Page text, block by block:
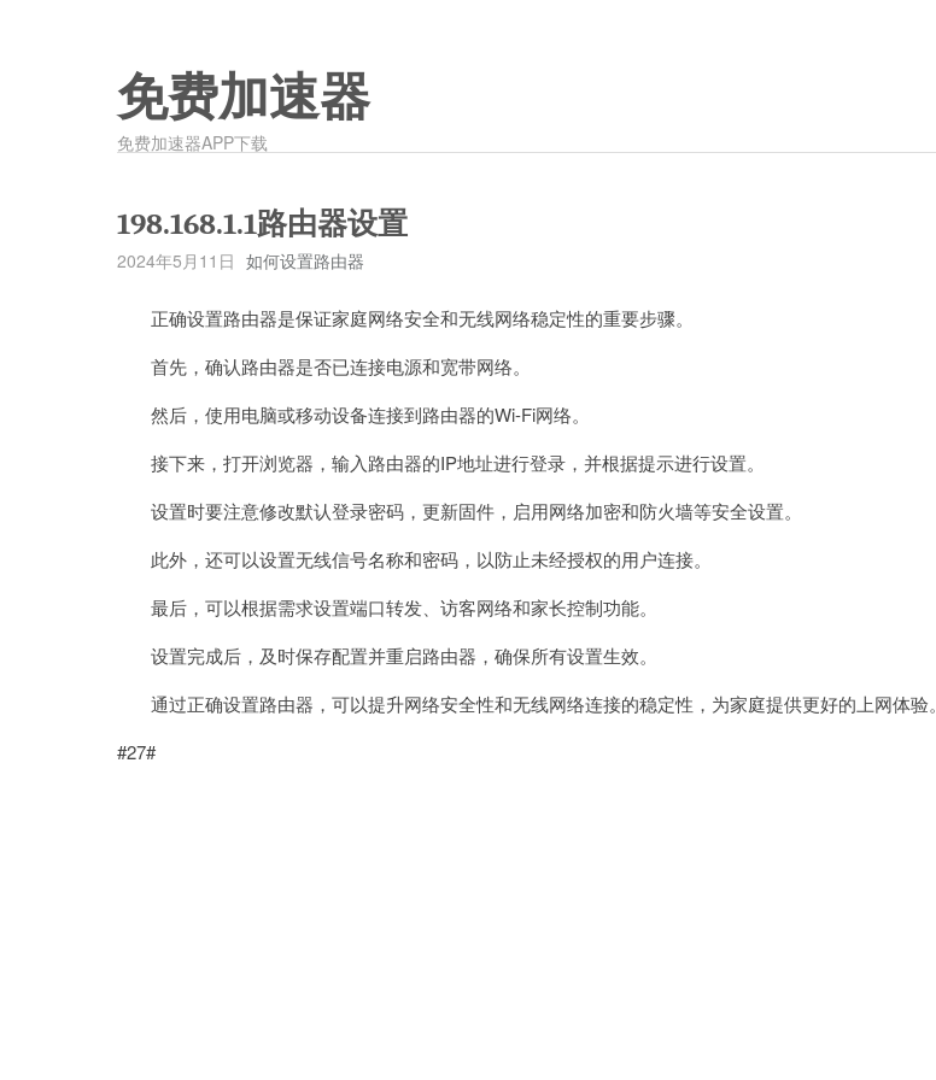
免费加速器
免费加速器APP下载
198.168.1.1路由器设置
2024年5月11日 如何设置路由器
正确设置路由器是保证家庭网络安全和无线网络稳定性的重要步骤。
首先，确认路由器是否已连接电源和宽带网络。
然后，使用电脑或移动设备连接到路由器的Wi-Fi网络。
接下来，打开浏览器，输入路由器的IP地址进行登录，并根据提示进行设置。
设置时要注意修改默认登录密码，更新固件，启用网络加密和防火墙等安全设置。
此外，还可以设置无线信号名称和密码，以防止未经授权的用户连接。
最后，可以根据需求设置端口转发、访客网络和家长控制功能。
设置完成后，及时保存配置并重启路由器，确保所有设置生效。
通过正确设置路由器，可以提升网络安全性和无线网络连接的稳定性，为家庭提供更好的上网体验。
#27#